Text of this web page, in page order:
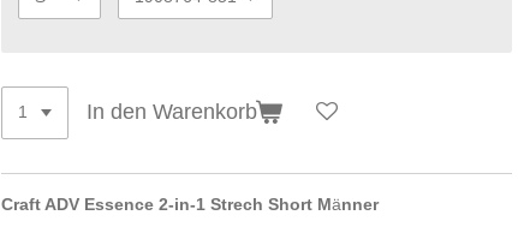
In den Warenkorb
Craft ADV Essence 2-in-1 Strech Short Männer